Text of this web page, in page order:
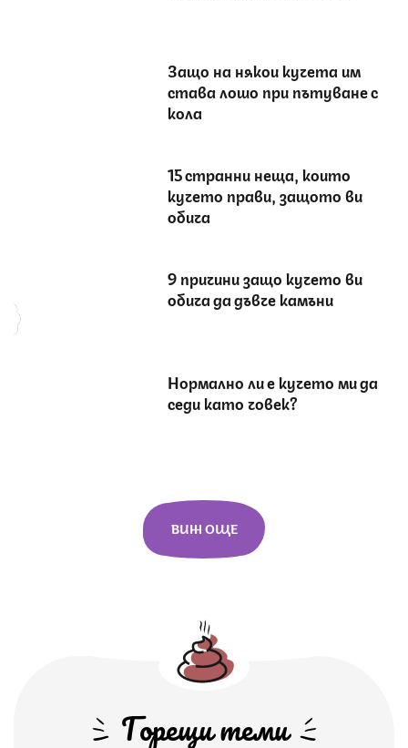
Защо на някои кучета им
става лошо при пътуване с
кола
15 странни неща, които
кучето прави, защото ви
обича
9 причини защо кучето ви
обича да дъвче камъни
Нормално ли е кучето ми да
седи като човек?
ВИЖ ОЩЕ
Горещи теми